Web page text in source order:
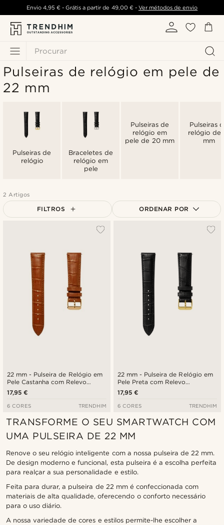
Procurar
Envio 4,95 €- Grátis a partir de 49,00 €- Ver métodos de envio
Pulseiras de relógio em pele de
22 mm
Pulseiras de
relógio
Braceletes de
relógio em
pele
Pulseiras de
relógio em
pele de 20 mm
Pulseiras
relógio de
mm
2 Artigos
FILTROS ORDENAR POR
Preço mais baixo
Preço mais alto
22 mm - Pulseira de Relógio em
Pele Castanha com Relevo
Crocodilo e Fivela Dourada -
Libertação Rápida
17,95 €
6 CORES TRENDHIM
22 mm - Pulseira de Relógio em
Pele Preta com Relevo
Crocodilo e Fivela Dourada -
Libertação Rápida
17,95 €
6 CORES TRENDHIM
TRANSFORME O SEU SMARTWATCH COM
UMA PULSEIRA DE 22 MM
Renove o seu relógio inteligente com a nossa pulseira de 22 mm.
De design moderno e funcional, esta pulseira é a escolha perfeita
para realçar a sua personalidade e estilo.
Feita para durar, a pulseira de 22 mm é confeccionada com
materiais de alta qualidade, oferecendo o conforto necessário
para o uso diário.
A nossa variedade de cores e estilos permite-lhe escolher a